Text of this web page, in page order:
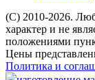
(C) 2010-2026.
характер и не
положениями
Цены
Политика и